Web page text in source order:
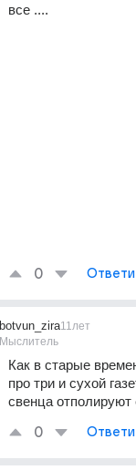
все ....
0
botvun_zira
Мыслитель
11лет
Как в старые
про три и сухой
свенца отполируют
0